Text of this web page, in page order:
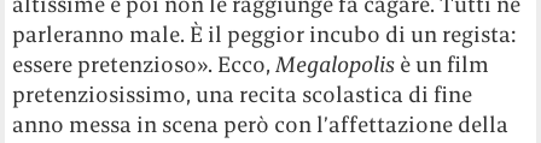
parleranno male. È il peggior incubo di un regista:
essere pretenzioso». Ecco,Megalopolis è un film
pretenziosissimo, una recita scolastica di fine
anno messa in scena però con l’affettazione della